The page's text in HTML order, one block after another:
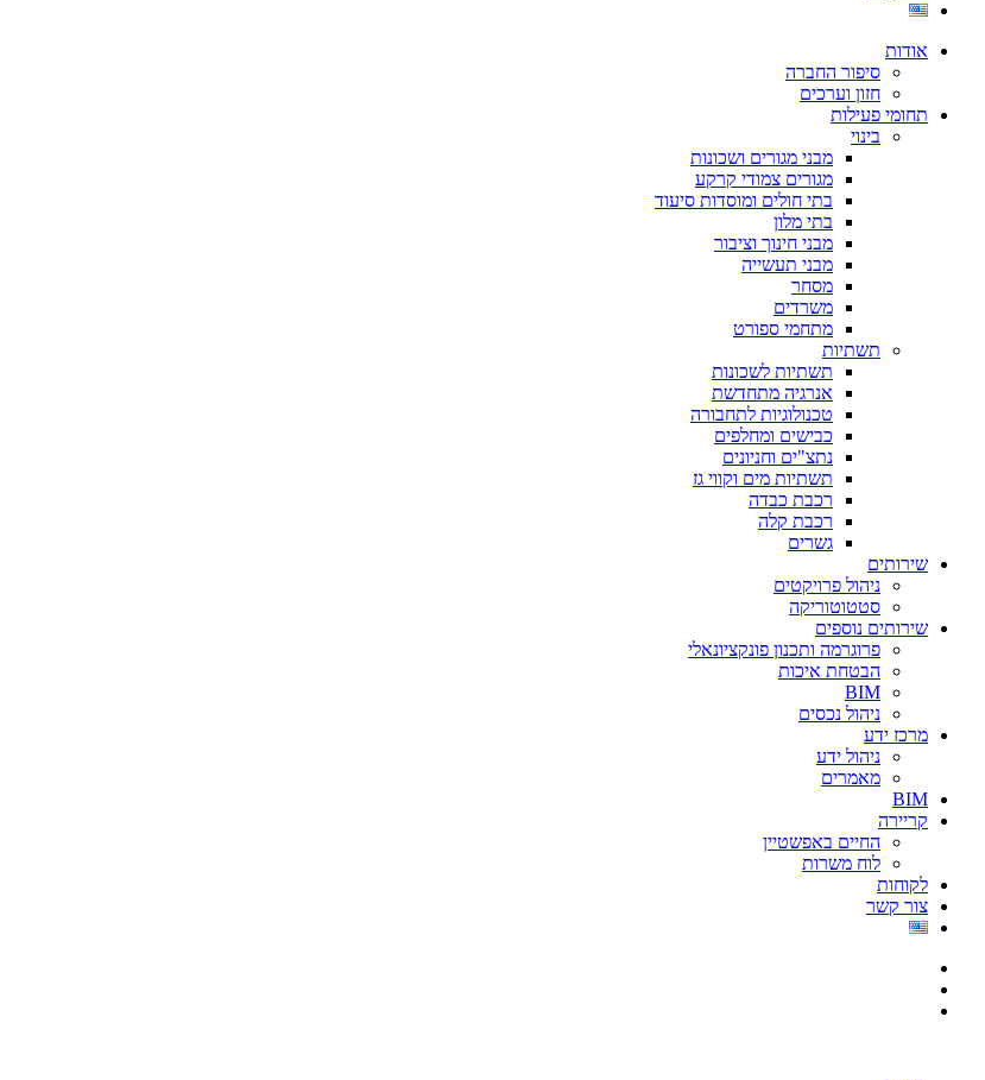
אודות
סיפור החברה
חזון וערכים
תחומי פעילות
בינוי
מבני מגורים ושכונות
מגורים צמודי קרקע
בתי חולים ומוסדות סיעוד
בתי מלון
מבני חינוך וציבור
מבני תעשייה
מסחר
משרדים
מתחמי ספורט
תשתיות
תשתיות לשכונות
אנרגיה מתחדשת
טכנולוגיות לתחבורה
כבישים ומחלפים
נתצ"ים וחניונים
תשתיות מים וקווי גז
רכבת כבדה
רכבת קלה
גשרים
שירותים
ניהול פרויקטים
סטטוטוריקה
שירותים נוספים
פרוגרמה ותכנון פונקציונאלי
הבטחת איכות
BIM
ניהול נכסים
מרכז ידע
ניהול ידע
מאמרים
BIM
קריירה
החיים באפשטיין
לוח משרות
לקוחות
צור קשר